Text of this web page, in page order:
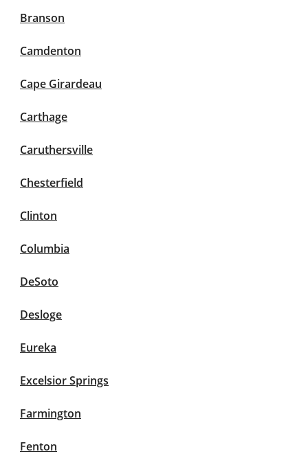
Branson
Camdenton
Cape Girardeau
Carthage
Caruthersville
Chesterfield
Clinton
Columbia
DeSoto
Desloge
Eureka
Excelsior Springs
Farmington
Fenton